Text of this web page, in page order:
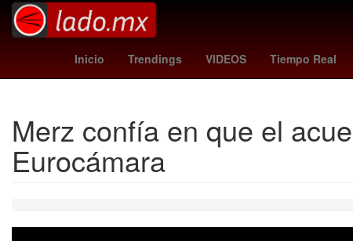
Inicio Trendings VIDEOS Tiempo Real
Gobierno Dólar estadounidense México Pago
Merz confía en que el
Eurocámara